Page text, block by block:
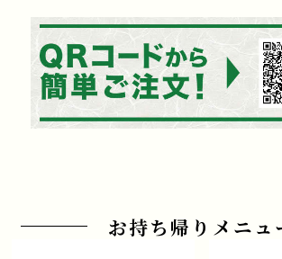
お持ち帰りメニ